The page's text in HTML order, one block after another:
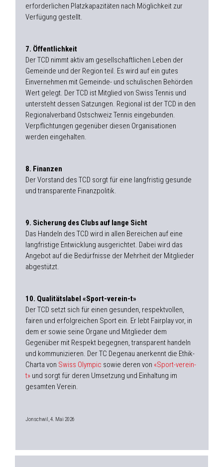
erforderlichen Platzkapazitäten nach Möglichkeit zur
Verfügung gestellt.
7. Öffentlichkeit
Der TCD nimmt aktiv am gesellschaftlichen Leben der
Gemeinde und der Region teil. Es wird auf ein gutes
Einvernehmen mit Gemeinde- und schulischen Behörden
Wert gelegt. Der TCD ist Mitglied von Swiss Tennis und
untersteht dessen Satzungen. Regional ist der TCD in den
Regionalverband Ostschweiz Tennis eingebunden.
Verpflichtungen gegenüber diesen Organisationen
werden eingehalten.
8. Finanzen
Der Vorstand des TCD sorgt für eine langfristig gesunde
und transparente Finanzpolitik.
9. Sicherung des Clubs auf lange Sicht
Das Handeln des TCD wird in allen Bereichen auf eine
langfristige Entwicklung ausgerichtet. Dabei wird das
Angebot auf die Bedürfnisse der Mehrheit der Mitglieder
abgestützt.
10. Qualitätslabel «Sport-verein-t»
Der TCD setzt sich für einen gesunden, respektvollen,
fairen und erfolgreichen Sport ein. Er lebt Fairplay vor, in
dem er sowie seine Organe und Mitglieder dem
Gegenüber mit Respekt begegnen, transparent handeln
und kommunizieren. Der TC Degenau anerkennt die Ethik-
Charta von Swiss Olympic sowie deren von «Sport-verein-
t» und sorgt für deren Umsetzung und Einhaltung im
gesamten Verein.
Jonschwil, 4. Mai 2026